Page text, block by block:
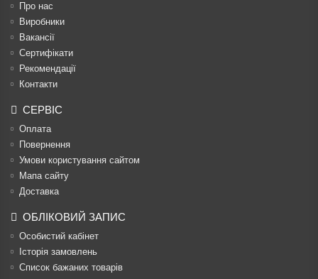
Про нас
Виробники
Вакансії
Сертифікати
Рекомендації
Контакти
СЕРВІС
Оплата
Повернення
Умови користування сайтом
Мапа сайту
Доставка
ОБЛІКОВИЙ ЗАПИС
Особистий кабінет
Історія замовлень
Список бажаних товарів